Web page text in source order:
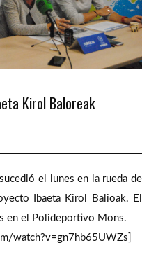
Kirol Baloreak
el lunes en la rueda de
Ibaeta Kirol Balioak. El
en el Polideportivo Mons.
watch?v=gn7hb65UWZs]